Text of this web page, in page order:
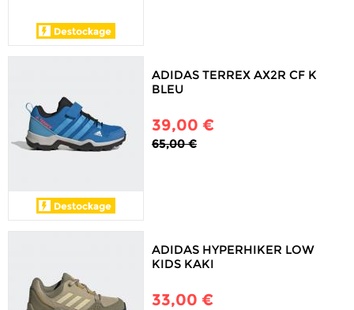
ADIDAS TERREX AX2R CF K
BLEU
39,00 €
65,00 €
ADIDAS HYPERHIKER LOW
KIDS KAKI
33,00 €